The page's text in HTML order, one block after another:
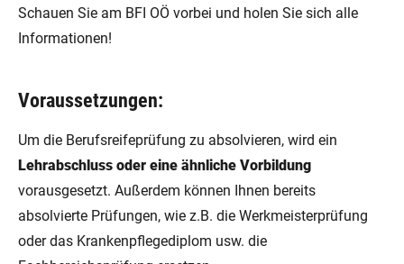
Schauen Sie am BFI OÖ vorbei und holen Sie sich alle
Informationen!
Voraussetzungen:
Um die Berufsreifeprüfung zu absolvieren, wird ein
Lehrabschluss oder eine ähnliche Vorbildung
vorausgesetzt. Außerdem können Ihnen bereits
absolvierte Prüfungen, wie z.B. die Werkmeisterprüfung
oder das Krankenpflegediplom usw. die